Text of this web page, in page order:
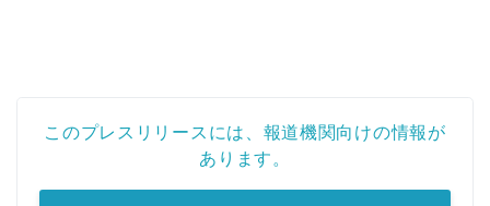
このプレスリリースには、報道機関向けの情報が
あります。